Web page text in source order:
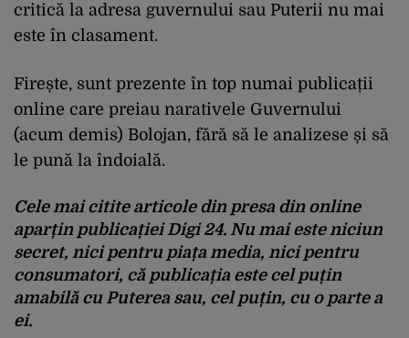
critică la adresa guvernului sau Puterii nu mai
este în clasament.
Firește, sunt prezente în top numai publicații
online care preiau narativele Guvernului
(acum demis) Bolojan, fără să le analizese și să
le pună la îndoială.
Cele mai citite articole din presa din online
aparțin publicației Digi 24. Nu mai este niciun
secret, nici pentru piața media, nici pentru
consumatori, că publicația este cel puțin
amabilă cu Puterea sau, cel puțin, cu o parte a
ei.